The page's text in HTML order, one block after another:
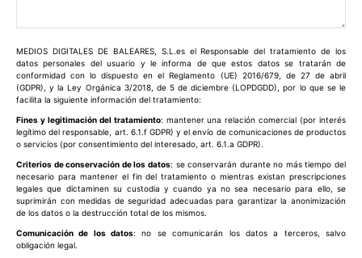
MEDIOS DIGITALES DE BALEARES, S.L.es el Responsable del tratamiento de los
datos personales del usuario y le informa de que estos datos se tratarán de
conformidad con lo dispuesto en el Reglamento (UE) 2016/679, de 27 de abril
(GDPR), y la Ley Orgánica 3/2018, de 5 de diciembre (LOPDGDD), por lo que se le
facilita la siguiente información del tratamiento:
Fines y legitimación del tratamiento: mantener una relación comercial (por interés
legítimo del responsable, art. 6.1.f GDPR) y el envío de comunicaciones de productos
o servicios (por consentimiento del interesado, art. 6.1.a GDPR).
Criterios de conservación de los datos: se conservarán durante no más tiempo del
necesario para mantener el fin del tratamiento o mientras existan prescripciones
legales que dictaminen su custodia y cuando ya no sea necesario para ello, se
suprimirán con medidas de seguridad adecuadas para garantizar la anonimización
de los datos o la destrucción total de los mismos.
Comunicación de los datos: no se comunicarán los datos a terceros, salvo
obligación legal.